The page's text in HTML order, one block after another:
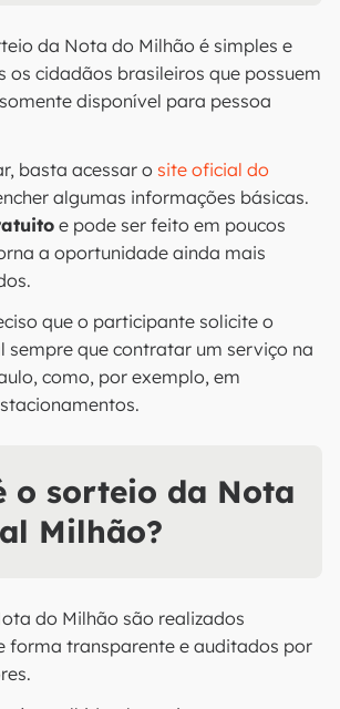
da Nota do Milhão é simples e
os cidadãos brasileiros que possuem
disponível para pessoa
basta acessar o site oficial do
algumas informações básicas.
e pode ser feito em poucos
a oportunidade ainda mais
que o participante solicite o
sempre que contratar um serviço na
como, por exemplo, em
o sorteio da Nota
Milhão?
do Milhão são realizados
forma transparente e auditados por